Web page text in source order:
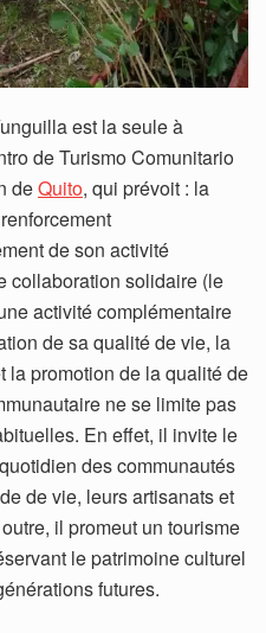
est la seule à
de Turismo Comunitario
deQuito, qui prévoit : la
de son activité
collaboration solidaire (le
activité complémentaire
de sa qualité de vie, la
la promotion de la qualité de
ne se limite pas
En effet, il invite le
des communautés
de vie, leurs artisanats et
il promeut un tourisme
le patrimoine culturel
futures.